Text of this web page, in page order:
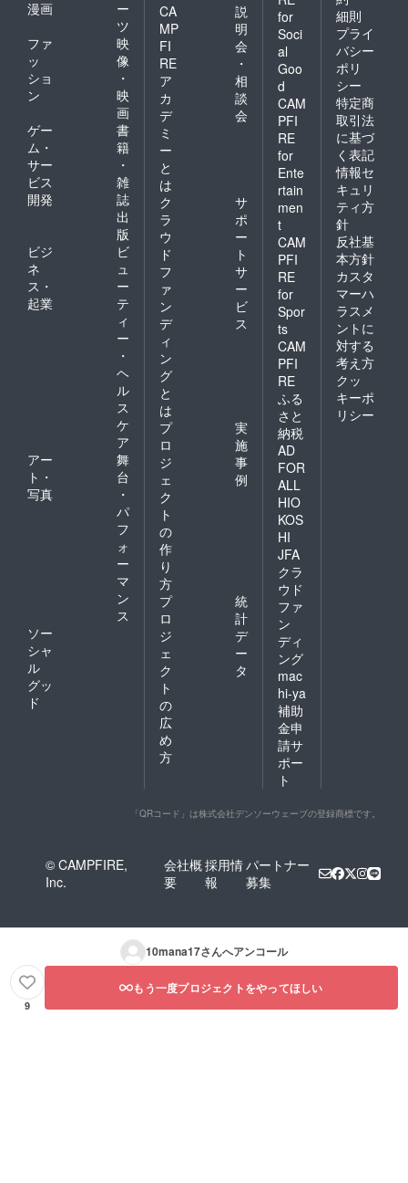
漫画
ー
ツ
ファ
ッ
ショ
ン
映
像
・
映
画
ゲー
ム・
サー
ビス
開発
書
籍
・
雑
誌
出
版
ビジ
ネ
ス・
起業
ビ
ュ
ー
テ
ィ
ー
・
ヘ
ル
ス
ケ
ア
アー
ト・
写真
舞
台
・
パ
フ
ォ
ー
マ
ン
ス
ソー
シャ
ル
グッ
ド
CA
MP
FI
RE
ア
カ
デ
ミ
ー
と
は
説
明
会
・
相
談
会
ク
ラ
ウ
ド
フ
ァ
ン
デ
ィ
ン
グ
と
は
サ
ポ
ー
ト
サ
ー
ビ
ス
プ
ロ
ジ
ェ
ク
ト
の
作
り
方
実
施
事
例
プ
ロ
ジ
ェ
ク
ト
の
広
め
方
統
計
デ
ー
タ
for
Soci
al
Goo
d
CAM
PFI
RE
for
Ente
rtain
men
t
CAM
PFI
RE
for
Spor
ts
CAM
PFI
RE
ふる
さと
納税
AD
FOR
ALL
HIO
KOS
HI
JFA
クラ
ウド
ファ
ン
ディ
ング
mac
hi-ya
補助
金申
請サ
ポー
ト
細則
プライ
バシー
ポリ
シー
特定商
取引法
に基づ
く表記
情報セ
キュリ
ティ方
針
反社基
本方針
カスタ
マーハ
ラスメ
ントに
対する
考え方
クッ
キーポ
リシー
「QRコード」は株式会社デンソーウェーブの登録商標です。
© CAMPFIRE,
Inc.
会社概
要
採用情
報
パートナー
募集
10mana17さんへアンコール
9
もう一度プロジェクトをやってほしい